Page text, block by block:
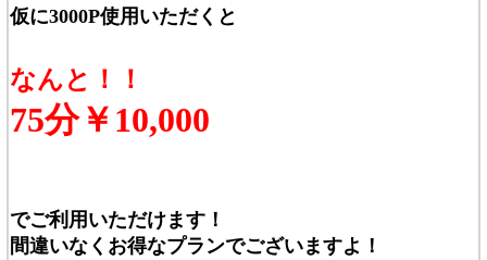
仮に3000P使用いただくと
なんと！！
75分￥10,000
でご利用いただけます！
間違いなくお得なプランでございますよ！